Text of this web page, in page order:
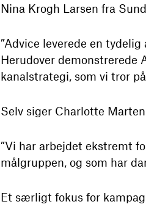
Nina Krogh Larsen fra
”Advice leverede en
Herudover demonstrerede
kanalstrategi, som vi tror
Selv siger Charlotte
”Vi har arbejdet ekstremt
målgruppen, og som har
Et særligt fokus for